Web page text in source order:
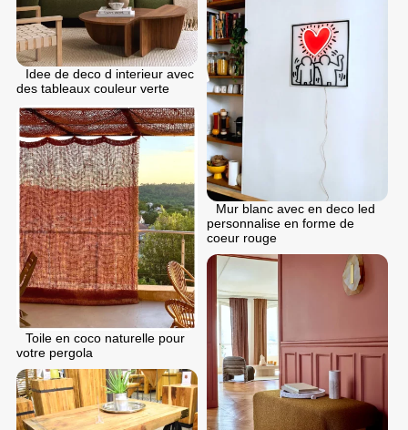
Idee de deco d interieur avec
des tableaux couleur verte
Mur blanc avec en deco led
personnalise en forme de
coeur rouge
Toile en coco naturelle pour
votre pergola